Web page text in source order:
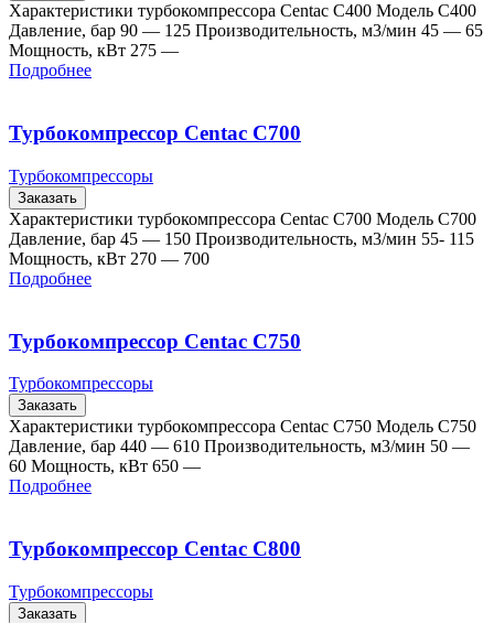
Характеристики турбокомпрессора Centac C400 Модель C400
Давление, бар 90 — 125 Производительность, м3/мин 45 — 65
Мощность, кВт 275 —
Подробнее
Турбокомпрессор Centac C700
Турбокомпрессоры
Заказать
Характеристики турбокомпрессора Centac C700 Модель C700
Давление, бар 45 — 150 Производительность, м3/мин 55- 115
Мощность, кВт 270 — 700
Подробнее
Турбокомпрессор Centac C750
Турбокомпрессоры
Заказать
Характеристики турбокомпрессора Centac C750 Модель C750
Давление, бар 440 — 610 Производительность, м3/мин 50 —
60 Мощность, кВт 650 —
Подробнее
Турбокомпрессор Centac C800
Турбокомпрессоры
Заказать